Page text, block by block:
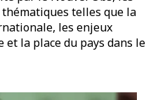
telles que la
les enjeux
et la place du pays dans le